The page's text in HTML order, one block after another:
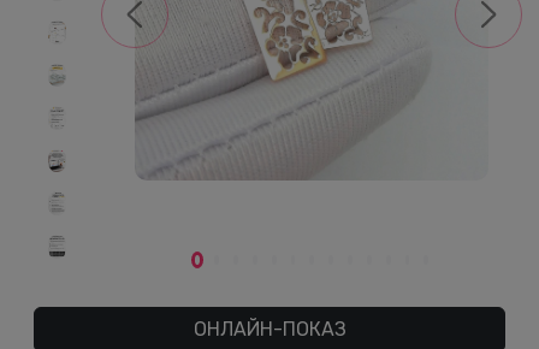
Previous Next
ОНЛАЙН-ПОКАЗ